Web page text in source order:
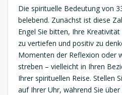
Die spirituelle Bedeutung von
belebend. Zunächst ist diese
Engel Sie bitten, Ihre
zu vertiefen und positiv zu
Momenten der Reflexion oder
streben – vielleicht in Ihren
Ihrer spirituellen Reise. Stellen
auf Ihrer Uhr, während Sie